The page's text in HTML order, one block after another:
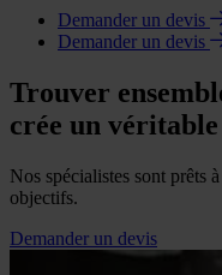
Demander un devis
Demander un devis
Trouver
crée un
Nos spécialistes sont prêts
objectifs.
Demander un devis